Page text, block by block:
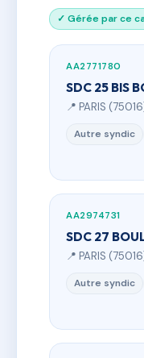
✓ Gérée par ce
AA2771780
SDC 25 BIS
📍 PARIS
Autre syndic
AA2974731
SDC 27
📍 PARIS
Autre syndic